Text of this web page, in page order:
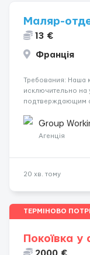
Маляр-
13 €
Франція
Требования: Наша
исключительно на
подтверждающим
A1 могут
рынку труда ЕС
Group
Агенція
20 хв. тому
ТЕРМІНОВО
Покоївка у